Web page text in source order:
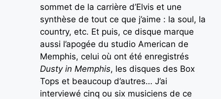
sommet de la carrière d’Elvis et une
synthèse de tout ce que j’aime : la soul, la
country, etc. Et puis, ce disque marque
aussi l’apogée du studio American de
Memphis, celui où ont été enregistrés
Dusty in Memphis, les disques des Box
Tops et beaucoup d’autres… J’ai
interviewé cinq ou six musiciens de ce